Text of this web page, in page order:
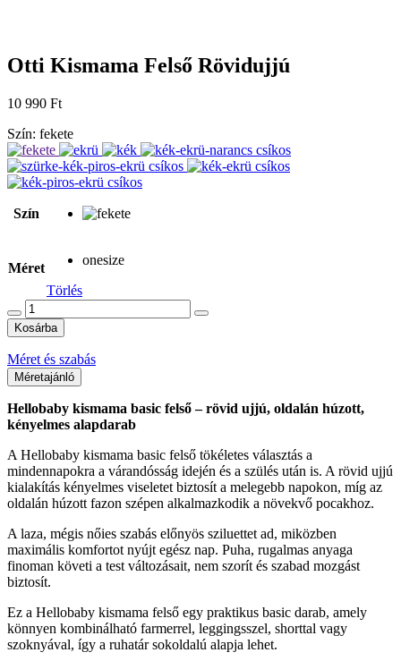
Otti Kismama Felső Rövidujjú
10 990 Ft
Szín: fekete
Szín
Méret
onesize
Törlés
Kismama
Felső
Rövidujjú
mennyiség
Kosárba
Méret és szabás
Méretajánló
Hellobaby kismama basic felső – rövid ujjú, oldalán húzott,
kényelmes alapdarab
A Hellobaby kismama basic felső tökéletes választás a
mindennapokra a várandósság idején és a szülés után is. A rövid ujjú
kialakítás kényelmes viseletet biztosít a melegebb napokon, míg az
oldalán húzott fazon szépen alkalmazkodik a növekvő pocakhoz.
A laza, mégis nőies szabás előnyös sziluettet ad, miközben
maximális komfortot nyújt egész nap. Puha, rugalmas anyaga
finoman követi a test változásait, nem szorít és szabad mozgást
biztosít.
Ez a Hellobaby kismama felső egy praktikus basic darab, amely
könnyen kombinálható farmerrel, leggingsszel, shorttal vagy
szoknyával, így a ruhatár sokoldalú alapja lehet.